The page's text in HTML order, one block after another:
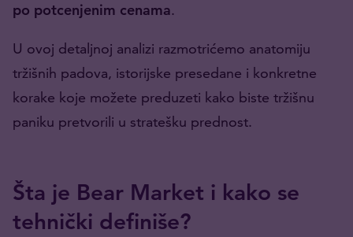
po potcenjenim cenama.
U ovoj detaljnoj analizi razmotrićemo anatomiju
tržišnih padova, istorijske presedane i konkretne
korake koje možete preduzeti kako biste tržišnu
paniku pretvorili u stratešku prednost.
Šta je Bear Market i kako se
tehnički definiše?